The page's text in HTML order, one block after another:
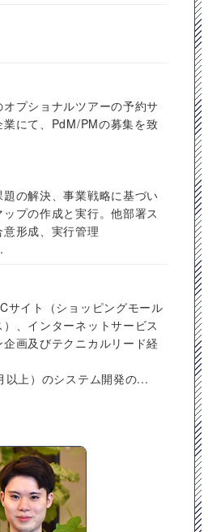
プショナルツアーの予約サ
にて、PdM/PMの募集を致
題の解決、事業戦略に基づい
プの作成と実行。他部署ス
形成、実行管理
サイト（ショッピングモール
、インターネットサービス
画及びテクニカルリード経
以上）のシステム開発の...